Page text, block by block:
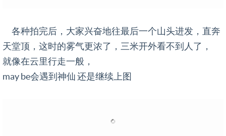
各种拍完后，大家兴奋地往最后一个山头进发，直奔
天堂顶，这时的雾气更浓了，三米开外看不到人了，
就像在云里行走一般，
may be会遇到神仙 还是继续上图